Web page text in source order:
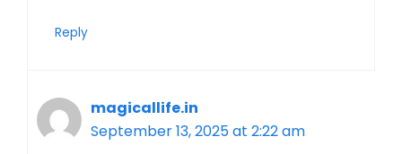
Reply
magicallife.in
September 13, 2025 at 2:22 am